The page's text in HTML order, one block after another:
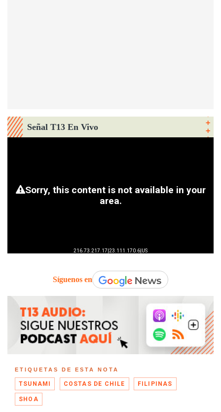
Señal T13 En Vivo
Síguenos en
ETIQUETAS DE ESTA NOTA
TSUNAMI COSTAS DE CHILE FILIPINAS
SHOA